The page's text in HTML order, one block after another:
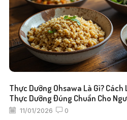
Thực Dưỡng Ohsawa Là Gì?
Thực Dưỡng Đúng Chuẩn Cho
11/01/2026 0